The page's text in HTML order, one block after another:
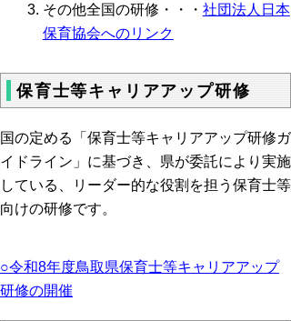
その他全国の研修・・・ 社団法人日本
保育協会へのリンク
保育士等キャリアアップ研修
国の定める「保育士等キャリアアップ研修ガ
イドライン」に基づき、県が委託により実施
している、リーダー的な役割を担う保育士等
向けの研修です。
○令和8年度鳥取県保育士等キャリアアップ
研修の開催